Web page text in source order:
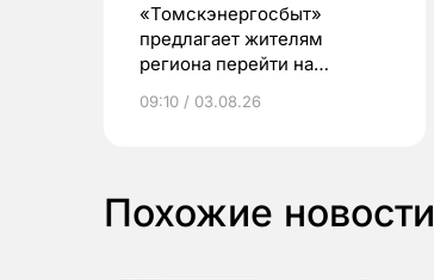
«Томскэнергосбыт»
предлагает жителям
региона перейти на
выиграть призы
09:10 / 03.08.26
Похожие новости